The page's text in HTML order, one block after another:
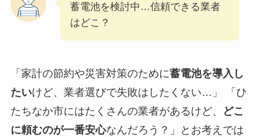
蓄電池を検討中…信頼できる業者
はどこ？
「家計の節約や災害対策のために蓄電池を導入し
たいけど、業者選びで失敗はしたくない…」 「ひ
たちなか市にはたくさんの業者があるけど、
どこ
に頼むのが一番安心なんだろう？」とお考えでは